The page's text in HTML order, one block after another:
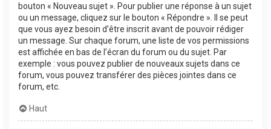
bouton « Nouveau sujet ». Pour publier une réponse à un sujet
ou un message, cliquez sur le bouton « Répondre ». Il se peut
que vous ayez besoin d’être inscrit avant de pouvoir rédiger
un message. Sur chaque forum, une liste de vos permissions
est affichée en bas de l’écran du forum ou du sujet. Par
exemple : vous pouvez publier de nouveaux sujets dans ce
forum, vous pouvez transférer des pièces jointes dans ce
forum, etc.
Haut